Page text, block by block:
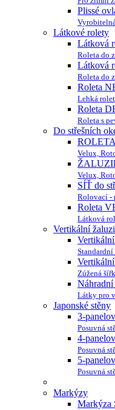
Plissé
Látkové rolety
Látková
Roleta do
Látková
Roleta do
Roleta
Lehká
Roleta
Roleta s
Do střešních
Velux,
Velux,
SÍŤ do
Rolovací -
Roleta
Látková
Vertikální
Zúžená
Látky pro
Japonské stěny
3-
Posuvná
4-
Posuvná
5-
Posuvná
Markýzy
Markýza